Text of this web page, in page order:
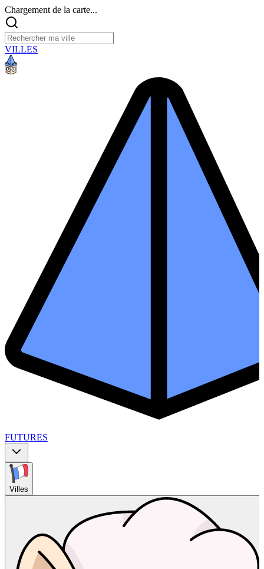
Chargement de la carte...
VILLES
FUTURES
Villes